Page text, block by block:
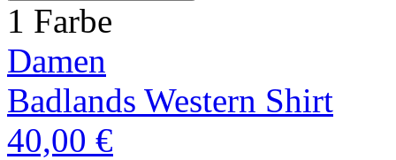
1 Farbe
Damen
Badlands Western Shirt
40,00 €